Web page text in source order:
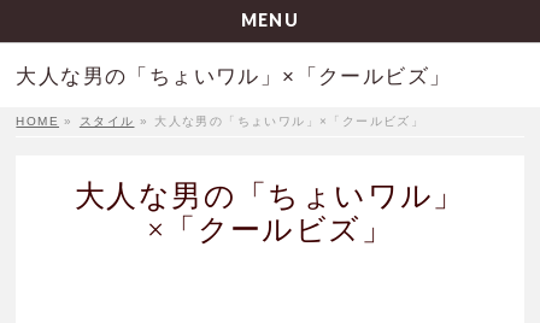
MENU
大人な男の「ちょいワル」×「クールビズ」
HOME » スタイル » 大人な男の「ちょいワル」×「クールビズ」
大人な男の「ちょいワル」
×「クールビズ」